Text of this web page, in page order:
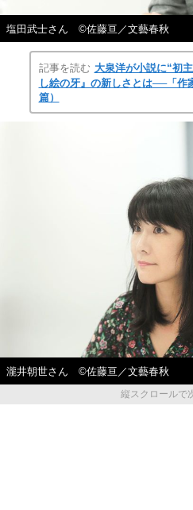
塩田武士さん ©佐藤亘／文藝春秋
記事を読む 大泉洋が小説に“初
し絵の牙』の新しさとは──「作
篇）
瀧井朝世さん ©佐藤亘／文藝春秋
縦スクロールで